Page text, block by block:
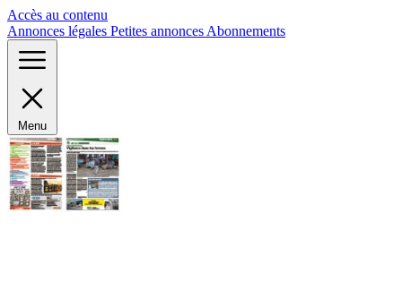
Accès au contenu
Annonces légales Petites annonces Abonnements
Menu
Panneau de gestion des cookies